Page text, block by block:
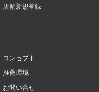
店舗新規登録
コンセプト
推薦環境
お問い合せ